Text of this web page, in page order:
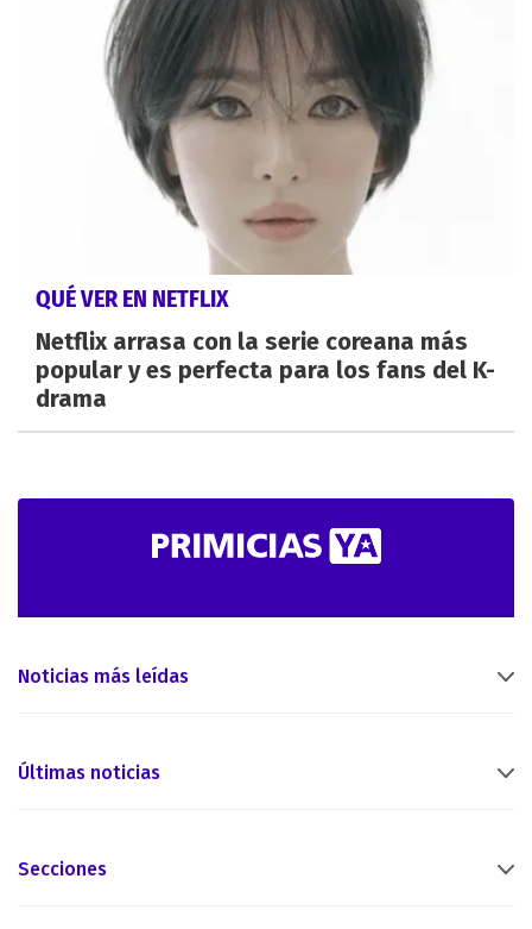
QUÉ VER EN NETFLIX
Netflix arrasa con la serie coreana más
popular y es perfecta para los fans del K-
drama
Noticias más leídas
Últimas noticias
Secciones